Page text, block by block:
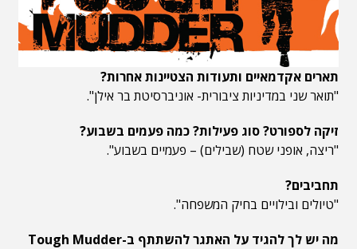
תארים אקדמאיים ותעודות הצטיינות אחרות?
"תואר שני במדיניות ציבורית- אוניברסיטת בר אילן".
זיקה לספורט? סוג פעילות? כמה פעמים בשבוע?
"ריצה, אופני שטח (שבילים) – פעמיים בשבוע".
תחביבים?
"טיולים ובילויים בחיק המשפחה".
מה יש לך להגיד על האתגר להשתתף ב-Tough Mudder